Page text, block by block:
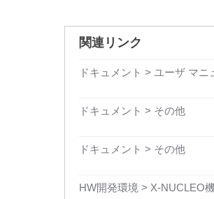
関連リンク
ドキュメント > ユーザ マニ
ドキュメント > その他
ドキュメント > その他
HW開発環境 > X-NUCLEO